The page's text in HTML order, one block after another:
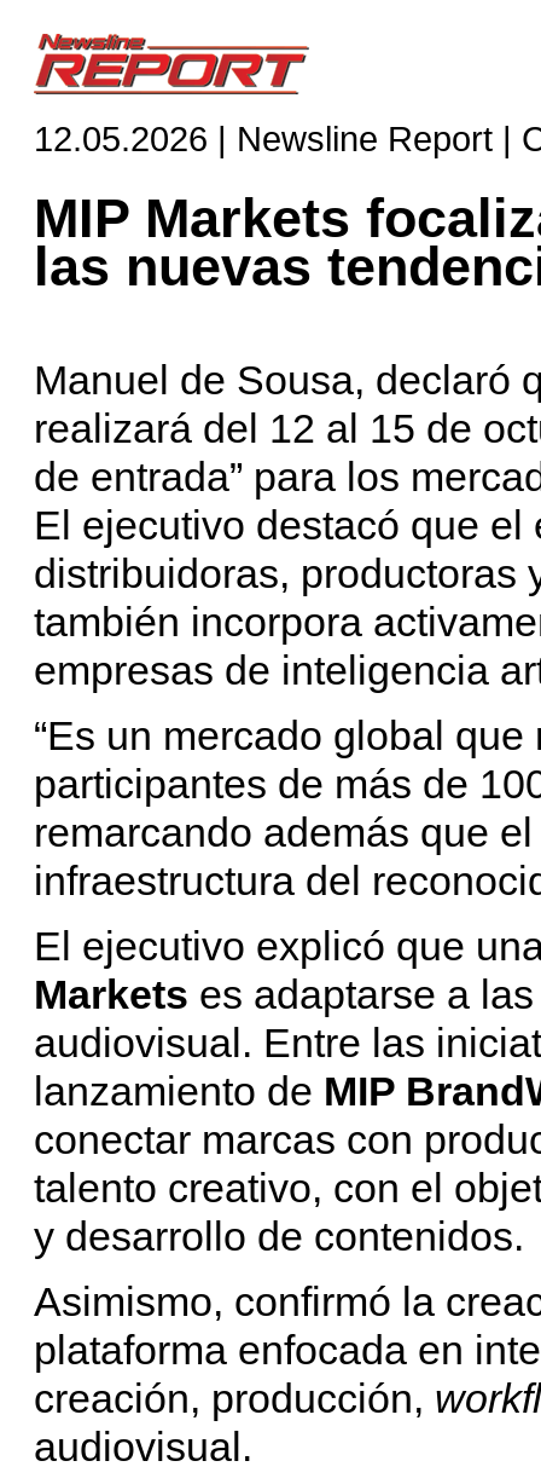
12.05.2026 | Newsline Report |
MIP Markets
las nuevas
Manuel de Sousa, declaró
realizará del 12 al 15 de
de entrada” para los
El ejecutivo destacó que
distribuidoras, productoras
también incorpora
empresas de inteligencia
“Es un mercado global
participantes de más de
remarcando además que
infraestructura del
El ejecutivo explicó que
Markets es adaptarse a
audiovisual. Entre las
lanzamiento de MIP
conectar marcas con
talento creativo, con el
y desarrollo de contenidos.
Asimismo, confirmó la
plataforma enfocada en
creación, producción,
audiovisual.